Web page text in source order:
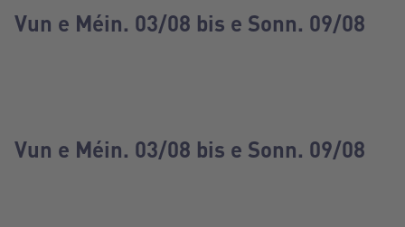
Vun e Méin. 03/08 bis e Sonn. 09/08
Vun e Méin. 03/08 bis e Sonn. 09/08